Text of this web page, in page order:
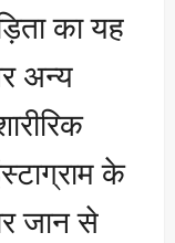
का यह
अन्य
के
जान से